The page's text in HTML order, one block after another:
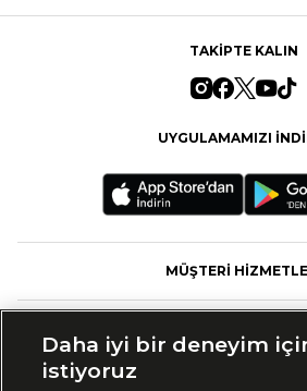
TAKİPTE KALIN
UYGULAMAMIZI
MÜŞTERİ
Daha iyi bir deneyim
istiyoruz